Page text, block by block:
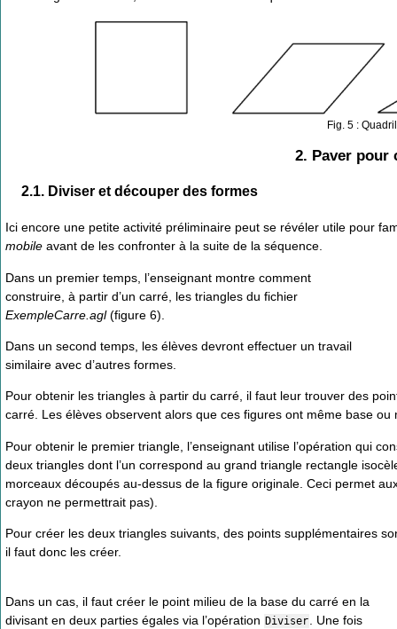
Fig. 5 :
2. Paver pour
2.1. Diviser et découper des formes
Ici encore une petite activité préliminaire peut se révéler utile pour
mobile avant de les confronter à la suite de la séquence.
Dans un premier temps, l’enseignant montre comment
construire, à partir d’un carré, les triangles du fichier
ExempleCarre.agl(figure 6).
Dans un second temps, les élèves devront effectuer un travail
similaire avec d’autres formes.
Pour obtenir les triangles à partir du carré, il faut leur trouver des
carré. Les élèves observent alors que ces figures ont même base
Pour obtenir le premier triangle, l’enseignant utilise l’opération qui
deux triangles dont l’un correspond au grand triangle rectangle
morceaux découpés au-dessus de la figure originale. Ceci permet
crayon ne permettrait pas).
Pour créer les deux triangles suivants, des points supplémentaires
il faut donc les créer.
Dans un cas, il faut créer le point milieu de la base du carré en la
divisant en deux parties égales via l’opération Diviser. Une fois